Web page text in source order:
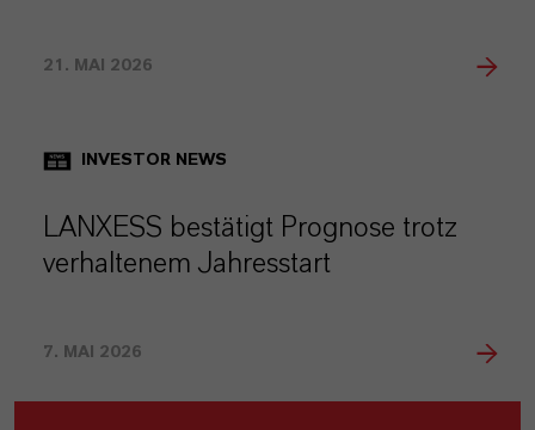
21. MAI 2026
INVESTOR NEWS
LANXESS bestätigt Prognose trotz
verhaltenem Jahresstart
7. MAI 2026